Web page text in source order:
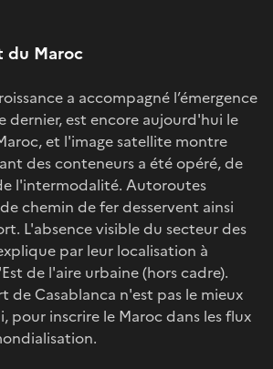
du Maroc
a accompagné l’émergence
dernier, est encore aujourd'hui le
et l'image satellite montre
des conteneurs a été opéré, de
l'intermodalité. Autoroutes
chemin de fer desservent ainsi
L'absence visible du secteur des
par leur localisation à
de l'aire urbaine (hors cadre).
de Casablanca n'est pas le mieux
pour inscrire le Maroc dans les flux